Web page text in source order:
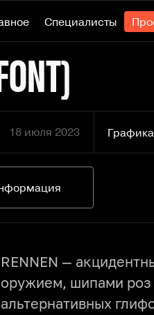
Специалисты
18 июля 2023 Графика
RENNEN —
оружием, шипами роз
альтернативных